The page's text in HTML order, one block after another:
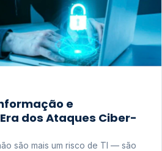
e
dos Ataques Ciber-
são mais um risco de TI — são